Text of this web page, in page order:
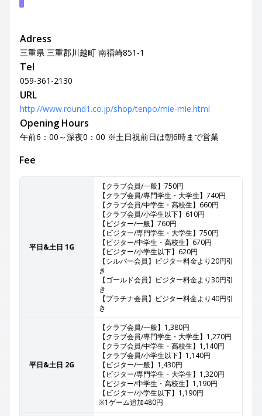
Adress
三重県 三重郡川越町 南福崎851-1
Tel
059-361-2130
URL
http://www.round1.co.jp/shop/tenpo/mie-mie.html
Opening Hours
午前6：00～深夜0：00 ※土日祝前日は朝6時まで営業
Fee
平日&土日 1G
【クラブ会員/一般】750円
【クラブ会員/専門学生・大学生】740円
【クラブ会員/中学生・高校生】660円
【クラブ会員/小学生以下】610円
【ビジター/一般】760円
【ビジター/専門学生・大学生】750円
【ビジター/中学生・高校生】670円
【ビジター/小学生以下】620円
【シルバー会員】ビジター料金より20円引
き
【ゴールド会員】ビジター料金より30円引
き
【プラチナ会員】ビジター料金より40円引
き
平日&土日 2G
【クラブ会員/一般】1,380円
【クラブ会員/専門学生・大学生】1,270円
【クラブ会員/中学生・高校生】1,140円
【クラブ会員/小学生以下】1,140円
【ビジター/一般】1,430円
【ビジター/専門学生・大学生】1,320円
【ビジター/中学生・高校生】1,190円
【ビジター/小学生以下】1,190円
※1ゲーム追加480円